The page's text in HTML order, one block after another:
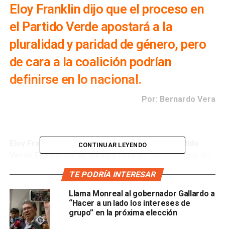
Eloy Franklin dijo que el proceso en
el Partido Verde apostará a la
pluralidad y paridad de género, pero
de cara a la coalición podrían
definirse en lo nacional.
Por: Bernardo Vera
Eloy Franklin Sarabia, dirigente estatal del Partido
Verde Ecologista de México (PVEM), mencionó que de
cara al proceso electoral del próximo año, así como la
coalición con el partidoMovimiento de Regeneración
Nacional (Morena), están en proceso de definir los
perfiles que representarán a su instituto político. No
obstante, cada partido habrá de alinearse a los
lineamientos internos para la selección de sus candidatos,
CONTINUAR LEYENDO
TE PODRÍA INTERESAR
Llama Monreal al gobernador Gallardo a
“Hacer a un lado los intereses de
grupo” en la próxima elección